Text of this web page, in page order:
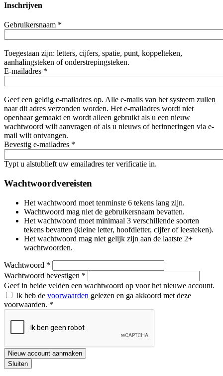
Inschrijven
Gebruikersnaam *
Toegestaan zijn: letters, cijfers, spatie, punt, koppelteken,
aanhalingsteken of onderstrepingsteken.
E-mailadres *
Geef een geldig e-mailadres op. Alle e-mails van het systeem zullen
naar dit adres verzonden worden. Het e-mailadres wordt niet
openbaar gemaakt en wordt alleen gebruikt als u een nieuw
wachtwoord wilt aanvragen of als u nieuws of herinneringen via e-
mail wilt ontvangen.
Bevestig e-mailadres *
Typt u alstublieft uw emailadres ter verificatie in.
Wachtwoordvereisten
Het wachtwoord moet tenminste 6 tekens lang zijn.
Wachtwoord mag niet de gebruikersnaam bevatten.
Het wachtwoord moet minimaal 3 verschillende soorten
tekens bevatten (kleine letter, hoofdletter, cijfer of leesteken).
Het wachtwoord mag niet gelijk zijn aan de laatste 2+
wachtwoorden.
Wachtwoord *
Wachtwoord bevestigen *
Geef in beide velden een wachtwoord op voor het nieuwe account.
Ik heb de voorwaarden gelezen en ga akkoord met deze
voorwaarden. *
Nieuw account aanmaken
Sluiten